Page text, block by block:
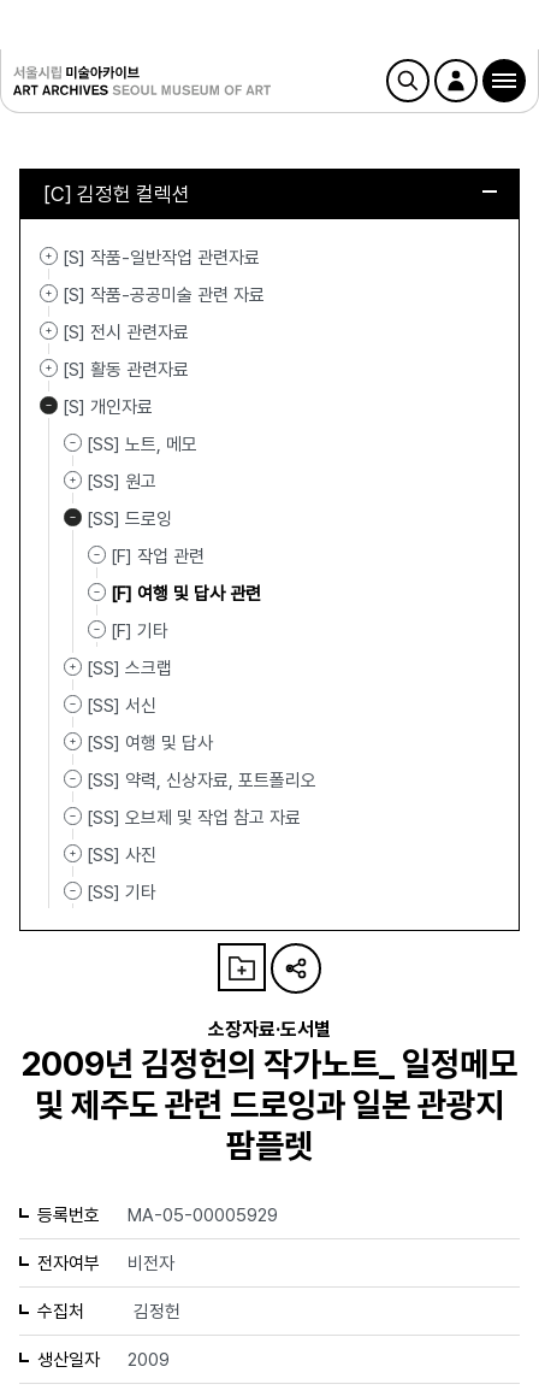
[C] 김정헌 컬렉션
[S] 작품-일반작업 관련자료
[S] 작품-공공미술 관련 자료
[S] 전시 관련자료
[S] 활동 관련자료
[S] 개인자료
[SS] 노트, 메모
[SS] 원고
[SS] 드로잉
[F] 작업 관련
[F] 여행 및 답사 관련
[F] 기타
[SS] 스크랩
[SS] 서신
[SS] 여행 및 답사
[SS] 약력, 신상자료, 포트폴리오
[SS] 오브제 및 작업 참고 자료
[SS] 사진
[SS] 기타
소장자료·도서별
2009년 김정헌의 작가노트_ 일정메모
및 제주도 관련 드로잉과 일본 관광지
팜플렛
등록번호 MA-05-00005929
전자여부 비전자
수집처 김정헌
생산일자 2009